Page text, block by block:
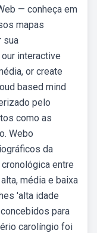
— conheça em
mapas
sua
interactive
or create
based mind
pelo
como as
Webo
da
entre
média e baixa
'alta idade
para
carolíngio foi